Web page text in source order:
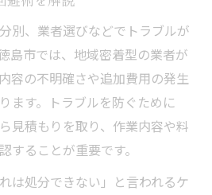
別、業者選びなどでトラブルが
島市では、地域密着型の業者が
容の不明確さや追加費用の発生
ます。トラブルを防ぐために
見積もりを取り、作業内容や料
することが重要です。
は処分できない」と言われるケ